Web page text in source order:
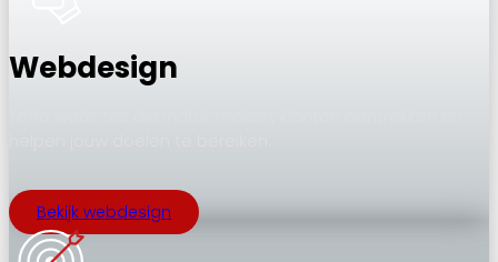
Webdesign
Bekijk webdesign